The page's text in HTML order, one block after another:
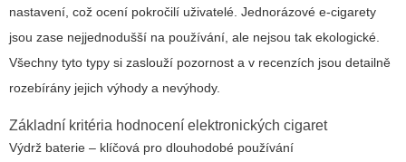
nastavení, což ocení pokročilí uživatelé. Jednorázové e-cigarety
jsou zase nejjednodušší na používání, ale nejsou tak ekologické.
Všechny tyto typy si zaslouží pozornost a v recenzích jsou detailně
rozebírány jejich výhody a nevýhody.
Základní kritéria hodnocení elektronických cigaret
Výdrž baterie – klíčová pro dlouhodobé používání